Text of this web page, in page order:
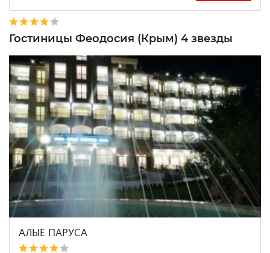
Гостиницы Феодосия (Крым) 4 звезды
АЛЫЕ ПАРУСА